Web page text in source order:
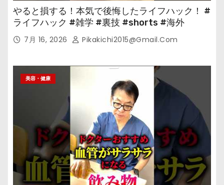
やると損する！本気で後悔したライフハック！ #
ライフハック #雑学 #裏技 #shorts #海外
7月 16, 2026 Pikakichi2015@gmail.com
美容・健康